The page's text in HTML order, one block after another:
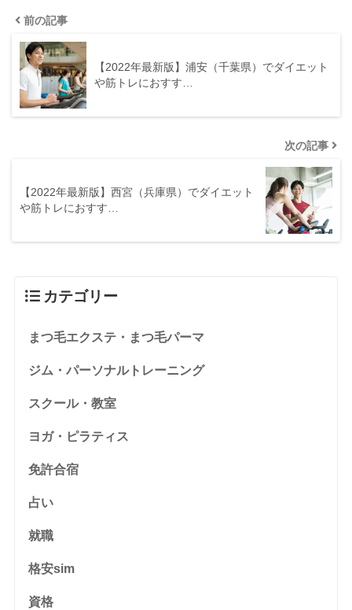
前の記事
【2022年最新版】浦安（千葉県）でダイエット
や筋トレにおすす…
次の記事
【2022年最新版】西宮（兵庫県）でダイエット
や筋トレにおすす…
カテゴリー
まつ毛エクステ・まつ毛パーマ
ジム・パーソナルトレーニング
スクール・教室
ヨガ・ピラティス
免許合宿
占い
就職
格安sim
資格